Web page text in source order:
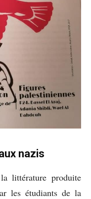
nazis
littérature produite
les étudiants de la